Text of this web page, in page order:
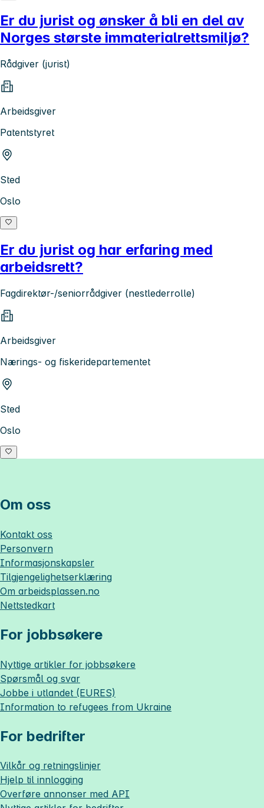
Er du jurist og ønsker å bli en del av
Norges største immaterialrettsmiljø?
Rådgiver (jurist)
Arbeidsgiver
Patentstyret
Sted
Oslo
Er du jurist og har erfaring med
arbeidsrett?
Fagdirektør-/seniorrådgiver (nestlederrolle)
Arbeidsgiver
Nærings- og fiskeridepartementet
Sted
Oslo
Om oss
Kontakt oss
Personvern
Informasjonskapsler
Tilgjengelighetserklæring
Om arbeidsplassen.no
Nettstedkart
For jobbsøkere
Nyttige artikler for jobbsøkere
Spørsmål og svar
Jobbe i utlandet (EURES)
Information to refugees from Ukraine
For bedrifter
Vilkår og retningslinjer
Hjelp til innlogging
Overføre annonser med API